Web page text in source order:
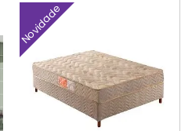
Novidade